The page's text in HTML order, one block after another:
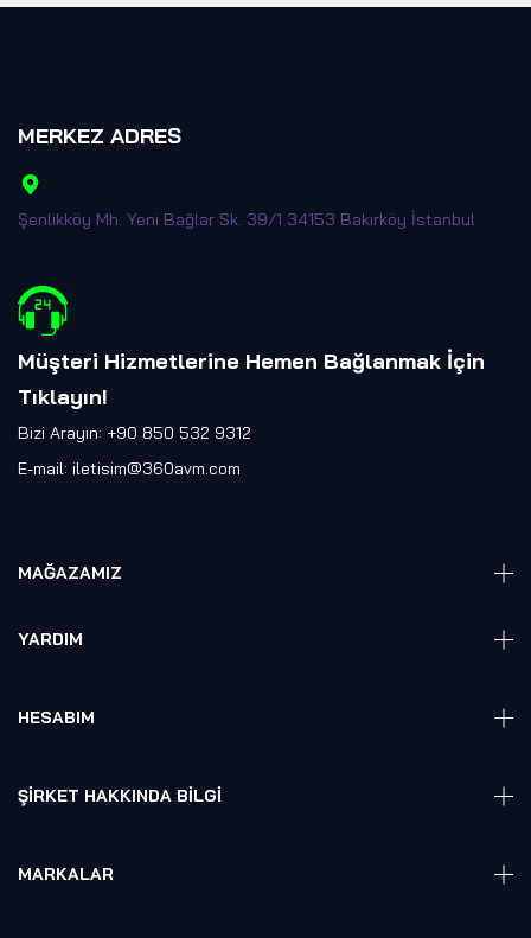
MERKEZ ADRES
Şenlikköy Mh. Yeni Bağlar Sk. 39/1 34153 Bakırköy İstanbul
Müşteri Hizmetlerine Hemen Bağlanmak İçin
Tıklayın!
Bizi Arayın: +90 850 532 9312
E-mail: iletisim@360avm.com
MAĞAZAMIZ
VR Ready PC
Elektronik
YARDIM
HESABIM
Sepet
ŞIRKET HAKKINDA BILGI
Referanslarımız
MARKALAR